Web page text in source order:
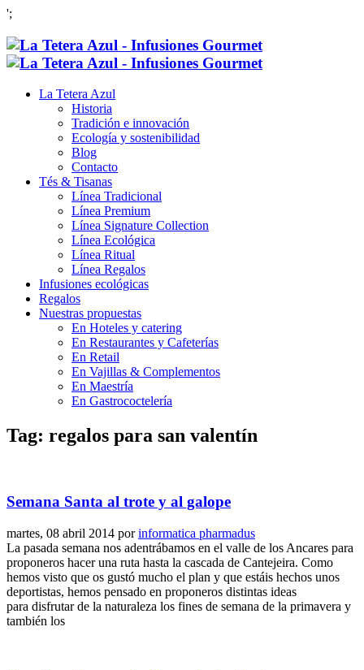
';
La Tetera Azul
Historia
Tradición e innovación
Ecología y sostenibilidad
Blog
Contacto
Tés & Tisanas
Línea Tradicional
Línea Premium
Línea Signature Collection
Línea Ecológica
Línea Ritual
Línea Regalos
Infusiones ecológicas
Regalos
Nuestras propuestas
En Hoteles y catering
En Restaurantes y Cafeterías
En Retail
En Vajillas & Complementos
En Maestría
En Gastrococtelería
Tag: regalos para san valentín
Semana Santa al trote y al galope
martes, 08 abril 2014 porinformatica pharmadus
La pasada semana nos adentrábamos en el valle de los Ancares para
proponeros hacer una ruta hasta la cascada de Cantejeira. Como
hemos visto que os gustó mucho el plan y que estáis hechos unos
deportistas, hemos pensado en proponeros distintas ideas
para disfrutar de la naturaleza los fines de semana de la primavera y
también los